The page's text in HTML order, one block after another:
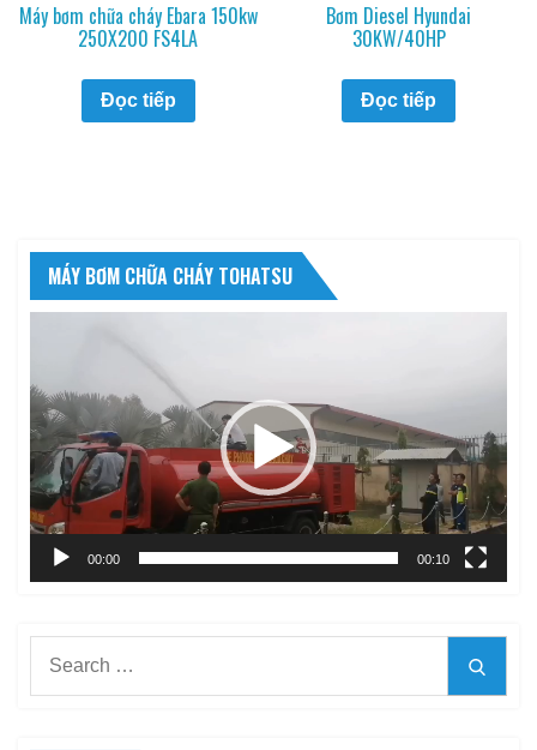
Máy bơm chữa cháy Ebara 150kw
250X200 FS4LA
Đọc tiếp
Bơm Diesel Hyundai
30KW/40HP
Đọc tiếp
MÁY BƠM CHỮA CHÁY TOHATSU
Video
00:00 00:10